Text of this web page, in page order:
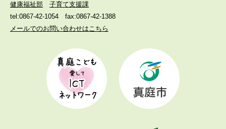
健康福祉部
子育て支援課
tel:0867-42-1054
fax:0867-42-1388
メールでのお問い合わせはこちら